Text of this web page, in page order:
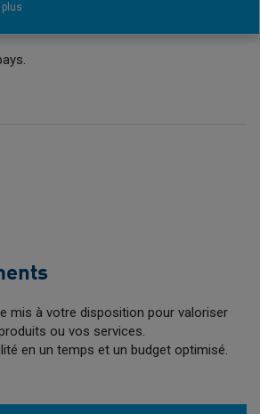
mis à votre disposition pour valoriser
ou vos services.
en un temps et un budget optimisé.
plus